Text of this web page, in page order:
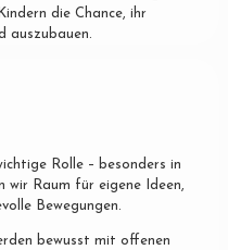
die Chance, ihr
auszubauen.
Rolle – besonders in
wir Raum für eigene Ideen,
Bewegungen.
bewusst mit offenen